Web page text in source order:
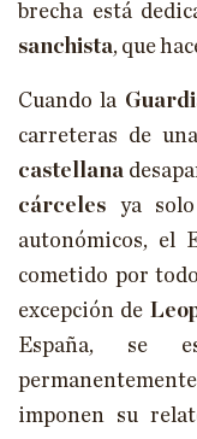
brecha está
sanchista, que
Cuando la
carreteras de
castellana
cárceles ya
autonómicos, el
cometido por
excepción de
España, se
imponen su